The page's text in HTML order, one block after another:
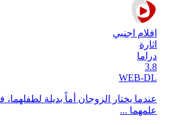
افلام اجنبي
اثارة
دراما
3.8
WEB-DL
عندما يختار الزوجان أماً بديلة لطفلهما،
علمهما ...